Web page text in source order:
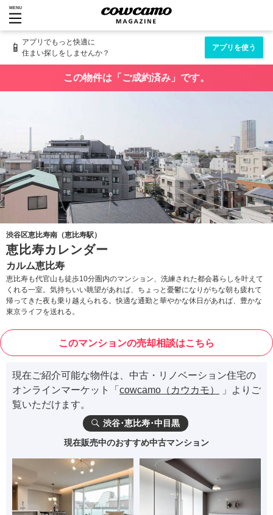
MENU
📱 アプリでもっと快適に
住まい探しをしませんか？
アプリを使う
この物件は「ご成約済み」です。
渋谷区恵比寿南（恵比寿駅）
恵比寿カレンダー
カルム恵比寿
恵比寿も代官山も徒歩10分圏内のマンション、洗練された都会暮らしを叶えて
くれる一室。気持ちいい眺望があれば、ちょっと憂鬱になりがちな朝も疲れて
帰ってきた夜も乗り越えられる。快適な通勤と華やかな休日があれば、豊かな
東京ライフを送れる。
このマンションの売却相談はこちら
現在ご紹介可能な物件は、中古・リノベーション住宅の
オンラインマーケット「 cowcamo（カウカモ）
」よりご
覧いただけます。
渋谷･恵比寿･中目黒
現在販売中のおすすめ中古マンション